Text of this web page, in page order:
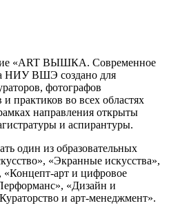
«ART ВЫШКА. Современное
НИУ ВШЭ создано для
фотографов
практиков во всех областях
направления открыты
и аспирантуры.
один из образовательных
«Экранные искусства»,
«Концепт-арт и цифровое
«Дизайн и
и арт-менеджмент».